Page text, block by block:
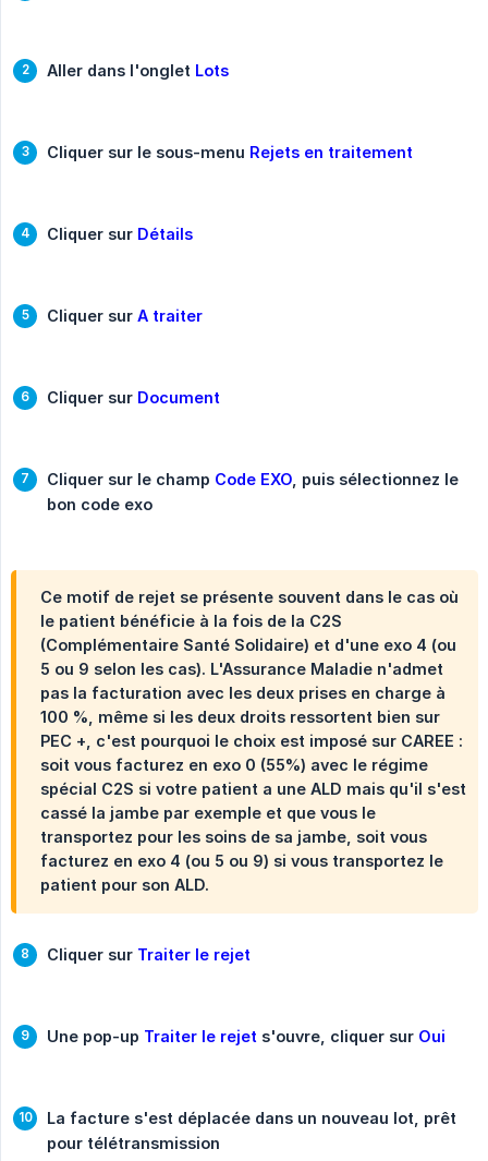
Aller dans l'onglet Lots
Cliquer sur le sous-menu Rejets en traitement
Cliquer sur Détails
Cliquer sur A traiter
Cliquer sur Document
Cliquer sur le champ Code EXO , puis sélectionnez le
bon code exo
Ce motif de rejet se présente souvent dans le cas où
le patient bénéficie à la fois de la C2S
(Complémentaire Santé Solidaire) et d'une exo 4 (ou
5 ou 9 selon les cas). L'Assurance Maladie n'admet
pas la facturation avec les deux prises en charge à
100 %, même si les deux droits ressortent bien sur
PEC +, c'est pourquoi le choix est imposé sur CAREE :
soit vous facturez en exo 0 (55%) avec le régime
spécial C2S si votre patient a une ALD mais qu'il s'est
cassé la jambe par exemple et que vous le
transportez pour les soins de sa jambe, soit vous
facturez en exo 4 (ou 5 ou 9) si vous transportez le
patient pour son ALD.
Cliquer sur Traiter le rejet
Une pop-up Traiter le rejet s'ouvre, cliquer sur Oui
La facture s'est déplacée dans un nouveau lot, prêt
pour télétransmission